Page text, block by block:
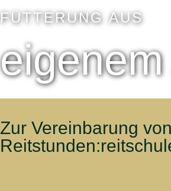
FÜTTERUNG AUS
Zur Vereinbarung
Reitstunden: